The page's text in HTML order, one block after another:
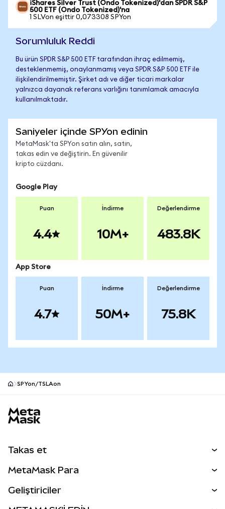
iShares Silver Trust (Ondo Tokenized)'dan SPDR S&P
500 ETF (Ondo Tokenized)'na
1 SLVon eşittir 0,073308 SPYon
Sorumluluk Reddi
Bu ürün SPDR S&P 500 ETF tarafından ihraç edilmemiş,
desteklenmemiş, onaylanmamış veya SPDR S&P 500 ETF ile
ilişkilendirilmemiştir. Şirket adı ve diğer ticari markalar
yalnızca dayanak referans varlığını tanımlamak amacıyla
kullanılmaktadır.
Saniyeler içinde SPYon edinin
MetaMask'ta SPYon satın alın, satın,
takas edin ve değiştirin. En güvenilir
kripto cüzdanı.
Google Play
Puan
4.4
İndirme
10M+
Değerlendirme
483.8K
App Store
Puan
4.7
İndirme
50M+
Değerlendirme
75.8K
SPYon/TSLAon
Takas et
Perps
MetaMask Para
Geliştiriciler